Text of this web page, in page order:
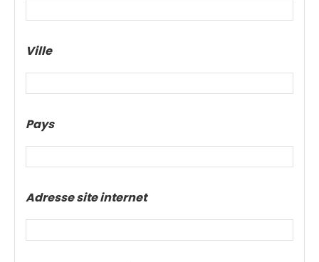
Ville
Pays
Adresse site internet